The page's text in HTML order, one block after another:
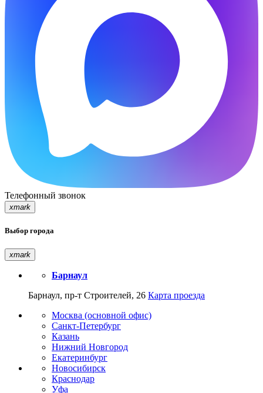
Телефонный звонок
xmark
Выбор города
xmark
Барнаул
Барнаул, пр-т Строителей, 26 Карта проезда
Москва (основной офис)
Санкт-Петербург
Казань
Нижний Новгород
Екатеринбург
Новосибирск
Краснодар
Уфа